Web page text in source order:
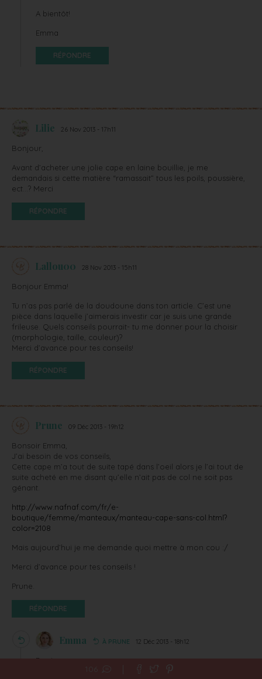
A bientôt!
Emma
RÉPONDRE
Lilie 26 Nov 2013 - 17h11
Bonjour,
Avant d’acheter une jolie cape en laine bouillie, je me
demandais si cette matière “ramassait” tous les poils, poussière,
ect…? Merci
RÉPONDRE
Lallou00 28 Nov 2013 - 15h11
Bonjour Emma!
Tu n’as pas parlé de la doudoune dans ton article. C’est une
pièce dans laquelle j’aimerais investir car je suis une grande
frileuse. Quels conseils pourrait- tu me donner pour la choisir
(morphologie, taille, couleur)?
Merci d’avance pour tes conseils!
RÉPONDRE
Prune 09 Déc 2013 - 19h12
Bonsoir Emma,
J’ai besoin de vos conseils,
Cette cape m’a tout de suite tapé dans l’oeil alors je l’ai tout de
suite acheté en me disant qu’elle n’ait pas de col ne soit pas
génant.
http://www.nafnaf.com/fr/e-
boutique/femme/manteaux/manteau-cape-sans-col.html?
color=2108
Mais aujourd’hui je me demande quoi mettre à mon cou :/
Merci d’avance pour tes conseils !
Prune.
RÉPONDRE
Emma À PRUNE 12 Déc 2013 - 18h12
Bonjour,